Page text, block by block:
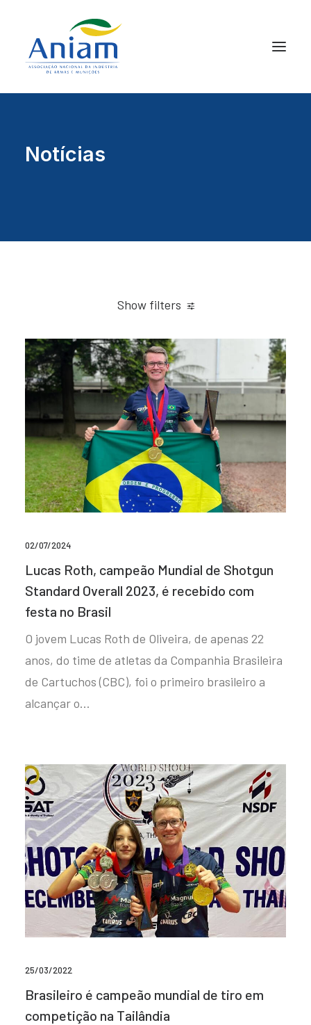
Notícias
Show filters
02/07/2024
Lucas Roth, campeão Mundial de Shotgun
Standard Overall 2023, é recebido com
festa no Brasil
O jovem Lucas Roth de Oliveira, de apenas 22
anos, do time de atletas da Companhia Brasileira
de Cartuchos (CBC), foi o primeiro brasileiro a
alcançar o…
25/03/2022
Brasileiro é campeão mundial de tiro em
competição na Tailândia